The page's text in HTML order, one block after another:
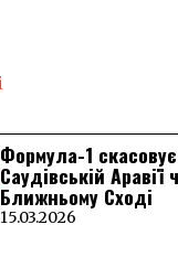
Формула-1
Саудівській
Ближньому Сході
15.03.2026